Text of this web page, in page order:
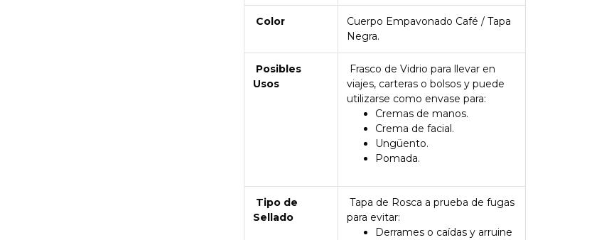
Color
Cuerpo Empavonado Café / Tapa
Negra.
Posibles
Usos
Frasco de Vidrio para llevar en
viajes, carteras o bolsos y puede
utilizarse como envase para:
Cremas de manos.
Crema de facial.
Ungüento.
Pomada.
Tipo de
Sellado
Tapa de Rosca a prueba de fugas
para evitar:
Derrames o caídas y arruine